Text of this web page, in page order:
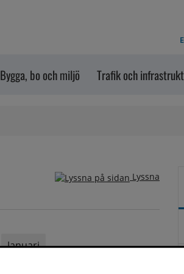
Bygga, bo och miljö Trafik och
Lyssna
Januari